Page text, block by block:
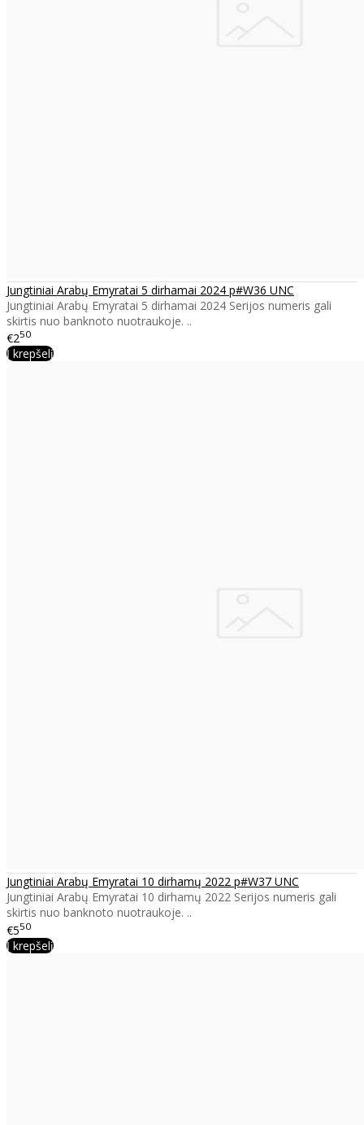
Jungtiniai Arabų Emyratai 5 dirhamai 2024 p#W36 UNC
Jungtiniai Arabų Emyratai 5 dirhamai 2024 Serijos numeris gali
skirtis nuo banknoto nuotraukoje. ..
€250
Į krepšelį
Jungtiniai Arabų Emyratai 10 dirhamų 2022 p#W37 UNC
Jungtiniai Arabų Emyratai 10 dirhamų 2022 Serijos numeris gali
skirtis nuo banknoto nuotraukoje. ..
€550
Į krepšelį